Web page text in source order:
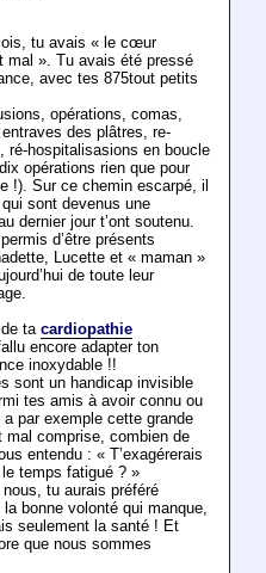
tu avais « le cœur
mal ». Tu avais été pressé
avec tes 875tout petits
opérations, comas,
des plâtres, re-
ré-hospitalisasions en boucle
opérations rien que pour
!). Sur ce chemin escarpé, il
sont devenus une
dernier jour t’ont soutenu.
d’être présents
Lucette et « maman »
de toute leur
ta cardiopathie
encore adapter ton
inoxydable !!
sont un handicap invisible
tes amis à avoir connu ou
par exemple cette grande
comprise, combien de
entendu : « T’exagérerais
temps fatigué ? »
nous, tu aurais préféré
bonne volonté qui manque,
seulement la santé ! Et
que nous sommes